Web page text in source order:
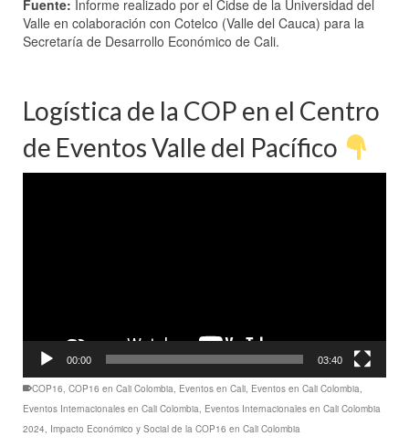
Fuente: Informe realizado por el Cidse de la Universidad del
Valle en colaboración con Cotelco (Valle del Cauca) para la
Secretaría de Desarrollo Económico de Cali.
Logística de la COP en el Centro
de Eventos Valle del Pacífico
00:00 03:40
COP16, COP16 en Cali Colombia, Eventos en Cali, Eventos en Cali Colombia,
Eventos Internacionales en Cali Colombia, Eventos Internacionales en Cali Colombia
2024, Impacto Económico y Social de la COP16 en Cali Colombia